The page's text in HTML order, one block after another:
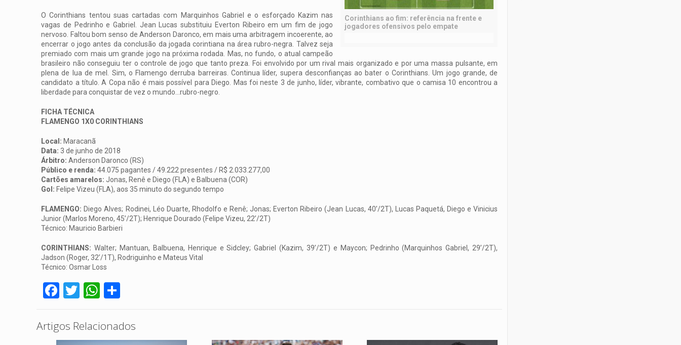
Corinthians ao fim: referência na frente e
jogadores ofensivos pelo empate
O Corinthians tentou suas cartadas com Marquinhos Gabriel e o esforçado Kazim nas
vagas de Pedrinho e Gabriel. Jean Lucas substituiu Everton Ribeiro em um fim de jogo
nervoso. Faltou bom senso de Anderson Daronco, em mais uma arbitragem incoerente, ao
encerrar o jogo antes da conclusão da jogada corintiana na área rubro-negra. Talvez seja
premiado com mais um grande jogo na próxima rodada. Mas, no fundo, o atual campeão
brasileiro não conseguiu ter o controle de jogo que tanto preza. Foi envolvido por um rival mais organizado e por uma massa pulsante, em
plena de lua de mel. Sim, o Flamengo derruba barreiras. Continua líder, supera desconfianças ao bater o Corinthians. Um jogo grande, de
candidato a título. A Copa não é mais possível para Diego. Mas foi neste 3 de junho, líder, vibrante, combativo que o camisa 10 encontrou a
liberdade para conquistar de vez o mundo…rubro-negro.
FICHA TÉCNICA
FLAMENGO 1X0 CORINTHIANS
Local: Maracanã
Data: 3 de junho de 2018
Árbitro: Anderson Daronco (RS)
Público e renda: 44.075 pagantes / 49.222 presentes / R$ 2.033.277,00
Cartões amarelos: Jonas, Renê e Diego (FLA) e Balbuena (COR)
Gol: Felipe Vizeu (FLA), aos 35 minuto do segundo tempo
FLAMENGO: Diego Alves; Rodinei, Léo Duarte, Rhodolfo e Renê; Jonas; Everton Ribeiro (Jean Lucas, 40’/2T), Lucas Paquetá, Diego e Vinicius
Junior (Marlos Moreno, 45’/2T); Henrique Dourado (Felipe Vizeu, 22’/2T)
Técnico: Mauricio Barbieri
CORINTHIANS: Walter; Mantuan, Balbuena, Henrique e Sidcley; Gabriel (Kazim, 39’/2T) e Maycon; Pedrinho (Marquinhos Gabriel, 29’/2T),
Jadson (Roger, 32’/1T), Rodriguinho e Mateus Vital
Técnico: Osmar Loss
Facebook
TwitterWhatsApp
Artigos Relacionados